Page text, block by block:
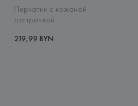
Перчатки с кожаной
отстрочкой
219,99 BYN